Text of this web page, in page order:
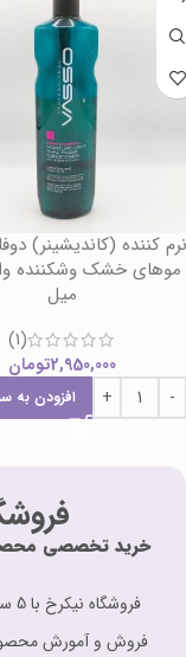
نرم کننده (کاندیشینر)
میل
(1)
2,950,000تومان
افزودن به
خرید تخصصی
فروش و آمورش